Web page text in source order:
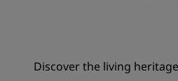
Discover the living